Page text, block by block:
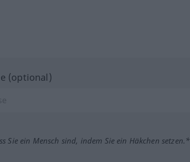
(optional)
Sie ein Mensch sind, indem Sie ein Häkchen setzen.*